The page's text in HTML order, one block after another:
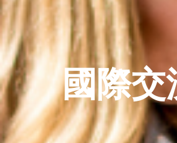
科
技
大
學
國
際
事
務
國際交